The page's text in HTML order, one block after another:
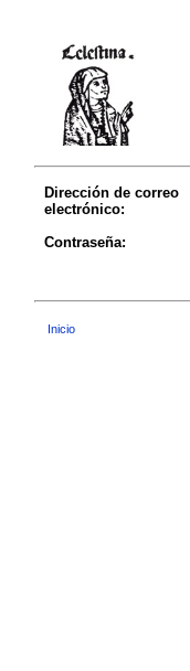
Dirección de correo
electrónico:
Contraseña:
Inicio